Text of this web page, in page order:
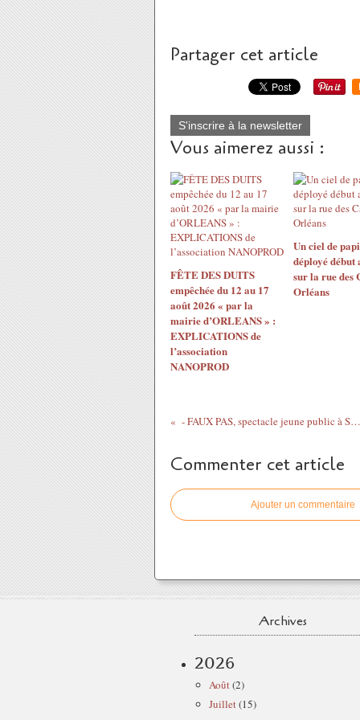
Partager cet article
S'inscrire à la newsletter
Vous aimerez aussi :
FÊTE DES DUITS
empêchée du 12 au 17
août 2026 « par la
mairie d’ORLEANS » :
EXPLICATIONS de
l’association
NANOPROD
Un ciel de
déployé début
sur la rue des
Orléans
- FAUX PAS, spectacle jeune public à Saint-Jean de Braye le 9 février 2014
Commenter cet article
Ajouter un commentaire
Archives
2026
Août(2)
Juillet(15)